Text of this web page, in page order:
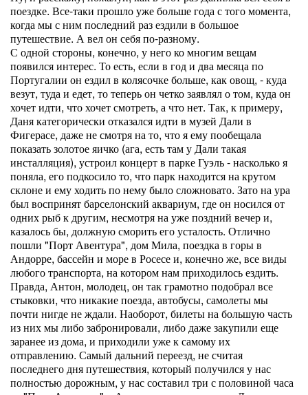
поездке. Все-таки прошло уже больше года с того момента,
когда мы с ним последний раз ездили в большое
путешествие. А вел он себя по-разному.
С одной стороны, конечно, у него ко многим вещам
появился интерес. То есть, если в год и два месяца по
Португалии он ездил в колясочке больше, как овощ, - куда
везут, туда и едет, то теперь он четко заявлял о том, куда он
хочет идти, что хочет смотреть, а что нет. Так, к примеру,
Даня категорически отказался идти в музей Дали в
Фигерасе, даже не смотря на то, что я ему пообещала
показать золотое яичко (ага, есть там у Дали такая
инсталляция), устроил концерт в парке Гуэль - насколько я
поняла, его подкосило то, что парк находится на крутом
склоне и ему ходить по нему было сложновато. Зато на ура
был воспринят барселонский аквариум, где он носился от
одних рыб к другим, несмотря на уже поздний вечер и,
казалось бы, должную сморить его усталость. Отлично
пошли "Порт Авентура", дом Мила, поездка в горы в
Андорре, бассейн и море в Росесе и, конечно же, все виды
любого транспорта, на котором нам приходилось ездить.
Правда, Антон, молодец, он так грамотно подобрал все
стыковки, что никакие поезда, автобусы, самолеты мы
почти нигде не ждали. Наоборот, билеты на большую часть
из них мы либо забронировали, либо даже закупили еще
заранее из дома, и приходили уже к самому их
отправлению. Самый дальний переезд, не считая
последнего дня путешествия, который получился у нас
полностью дорожным, у нас составил три с половиной часа